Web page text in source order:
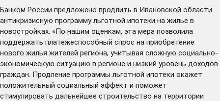
Банком России предложено продлить в Ивановской области
антикризисную программу льготной ипотеки на жилье в
новостройках. «По нашим оценкам, эта мера позволила
поддержать платежеспособный спрос на приобретение
нового жилья жителей региона, учитывая сложную социально-
экономическую ситуацию в регионе и низкий уровень доходов
граждан. Продление программы льготной ипотеки окажет
положительный социальный эффект и поможет
стимулировать дальнейшее строительство на территории